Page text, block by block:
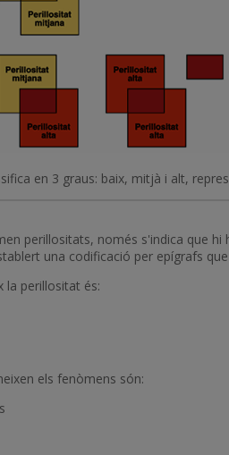
en 3 graus: baix, mitjà i alt,
perillositats, només s'indica que
una codificació per epígrafs
la perillositat és:
els fenòmens són: